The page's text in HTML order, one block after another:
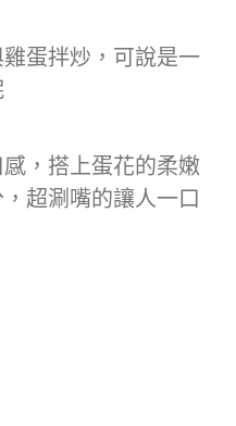
蛋拌炒，可說是一
，搭上蛋花的柔嫩
超涮嘴的讓人一口